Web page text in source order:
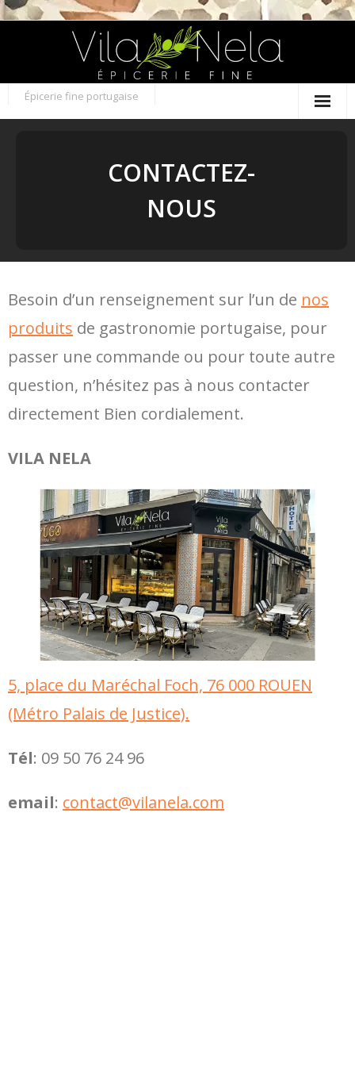
Épicerie fine portugaise
CONTACTEZ-
NOUS
Besoin d’un renseignement sur l’un de nos
produits de gastronomie portugaise, pour
passer une commande ou pour toute autre
question, n’hésitez pas à nous contacter
directement Bien cordialement.
VILA NELA
5, place du Maréchal Foch, 76 000 ROUEN
(Métro Palais de Justice).
Tél: 09 50 76 24 96
email: contact@vilanela.com